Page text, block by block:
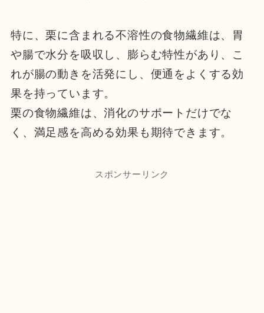
特に、栗に含まれる不溶性の食物繊維は、胃
や腸で水分を吸収し、膨らむ特性があり、こ
れが腸の動きを活発にし、便通をよくする効
果を持っています。
栗の食物繊維は、消化のサポートだけでな
く、満足感を高める効果も期待できます。
スポンサーリンク